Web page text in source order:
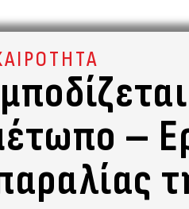
–